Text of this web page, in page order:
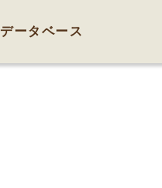
ータベース